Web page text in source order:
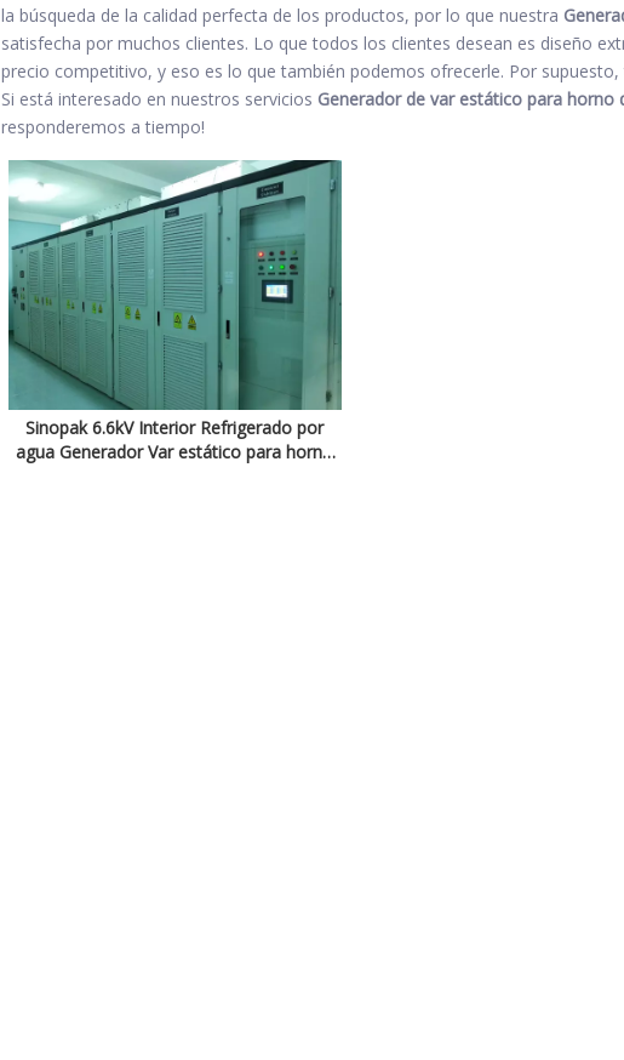
la búsqueda de la calidad perfecta de los productos, por lo que nuestra
satisfecha por muchos clientes. Lo que todos los clientes desean es diseño
precio competitivo, y eso es lo que también podemos ofrecerle. Por
Si está interesado en nuestros servicios Generador de var estático para horno
responderemos a tiempo!
Sinopak 6.6kV Interior Refrigerado por
agua Generador Var estático para horno